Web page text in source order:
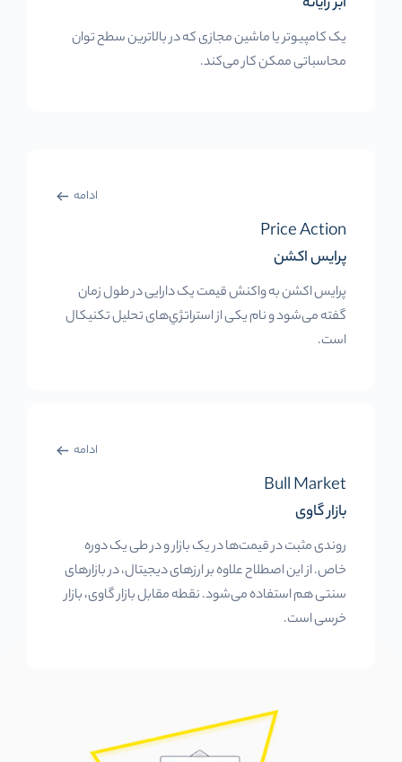
یک کامپیوتر یا ماشین مجازی که در بالاترین سطح توان
محاسباتی ممکن کار می‌کند.
ادامه
Price Action
پرایس اکشن
پرایس اکشن به واکنش قیمت یک دارایی در طول زمان
گفته می‌شود و نام یکی از استراتژي‌های تحلیل تکنیکال
است.
ادامه
Bull Market
بازار گاوی
روندی مثبت در قیمت‌ها در یک بازار و در طی یک دوره
خاص. از این اصطلاح علاوه بر ارزهای دیجیتال، در بازارهای
سنتی هم استفاده می‌شود. نقطه مقابل بازار گاوی، بازار
خرسی است.